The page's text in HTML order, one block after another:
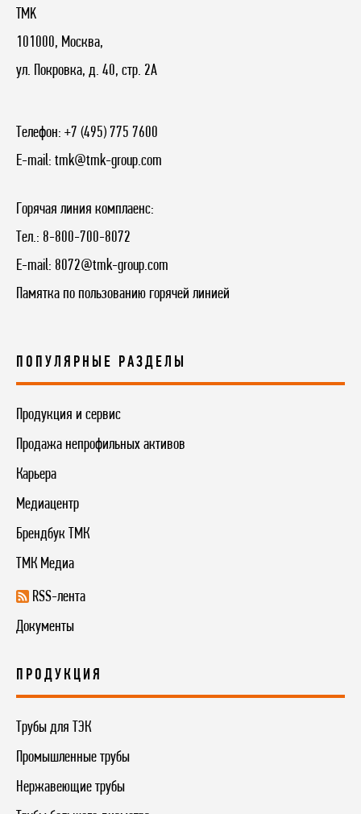
TMK
101000, Москва,
ул. Покровка, д. 40, стр. 2А
Телефон: +7 (495) 775 7600
E-mail: tmk@tmk-group.com
Горячая линия комплаенс:
Тел.: 8-800-700-8072
E-mail: 8072@tmk-group.com
Памятка по пользованию горячей линией
ПОПУЛЯРНЫЕ РАЗДЕЛЫ
Продукция и сервис
Продажа непрофильных активов
Карьера
Медиацентр
Брендбук ТМК
ТМК Медиа
RSS-лента
Документы
ПРОДУКЦИЯ
Трубы для ТЭК
Промышленные трубы
Нержавеющие трубы